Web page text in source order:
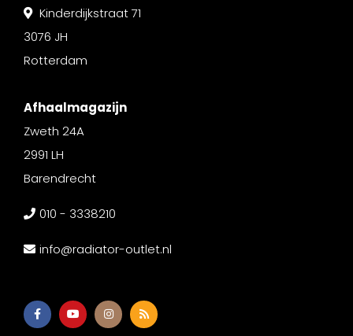
Kinderdijkstraat 71
3076 JH
Rotterdam
Afhaalmagazijn
Zweth 24A
2991 LH
Barendrecht
010 - 3338210
info@radiator-outlet.nl